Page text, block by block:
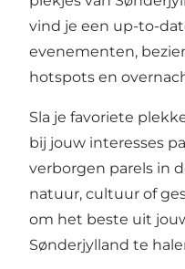
vind je een up-to-
evenementen,
hotspots en
Sla je favoriete
bij jouw interesses
verborgen parels in
natuur, cultuur of
om het beste uit
Sønderjylland te